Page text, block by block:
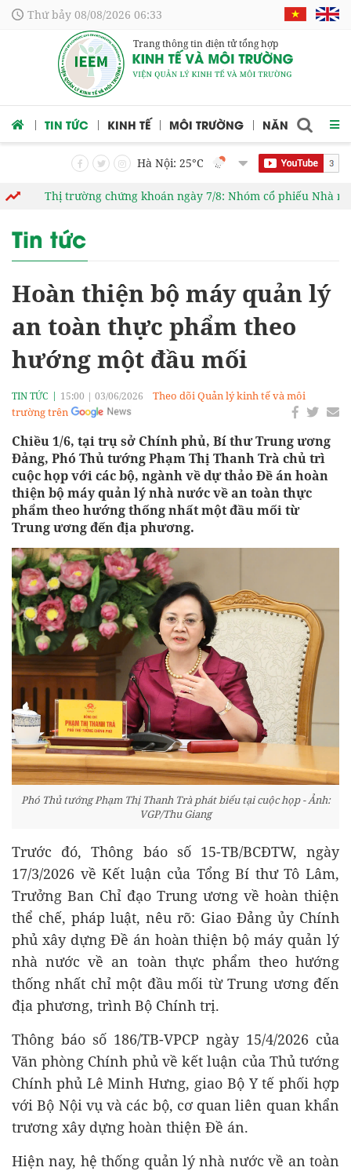
Thứ bảy 08/08/2026 06:33
Trang thông tin điện tử tổng hợp
TIN TỨC KINH TẾ MÔI TRƯỜNG NĂNG LƯỢNG
Hà Nội: 25°C
trường chứng khoán ngày 7/8: Nhóm cổ phiếu Nhà nước bứt
Tin tức
Hoàn thiện bộ máy quản lý
an toàn thực phẩm theo
hướng một đầu mối
TIN TỨC 15:00 | 03/06/2026
Theo dõi Quản lý kinh tế và môi
trường trên
Chiều 1/6, tại trụ sở Chính phủ, Bí thư Trung ương
Đảng, Phó Thủ tướng Phạm Thị Thanh Trà chủ trì
cuộc họp với các bộ, ngành về dự thảo Đề án hoàn
thiện bộ máy quản lý nhà nước về an toàn thực
phẩm theo hướng thống nhất một đầu mối từ
Trung ương đến địa phương.
Phó Thủ tướng Phạm Thị Thanh Trà phát biểu tại cuộc họp - Ảnh:
VGP/Thu Giang
Trước đó, Thông báo số 15-TB/BCĐTW, ngày
17/3/2026 về Kết luận của Tổng Bí thư Tô Lâm,
Trưởng Ban Chỉ đạo Trung ương về hoàn thiện
thể chế, pháp luật, nêu rõ: Giao Đảng ủy Chính
phủ xây dựng Đề án hoàn thiện bộ máy quản lý
nhà nước về an toàn thực phẩm theo hướng
thống nhất chỉ một đầu mối từ Trung ương đến
địa phương, trình Bộ Chính trị.
Thông báo số 186/TB-VPCP ngày 15/4/2026 của
Văn phòng Chính phủ về kết luận của Thủ tướng
Chính phủ Lê Minh Hưng, giao Bộ Y tế phối hợp
với Bộ Nội vụ và các bộ, cơ quan liên quan khẩn
trương xây dựng hoàn thiện Đề án.
Hiện nay, hệ thống quản lý nhà nước về an toàn